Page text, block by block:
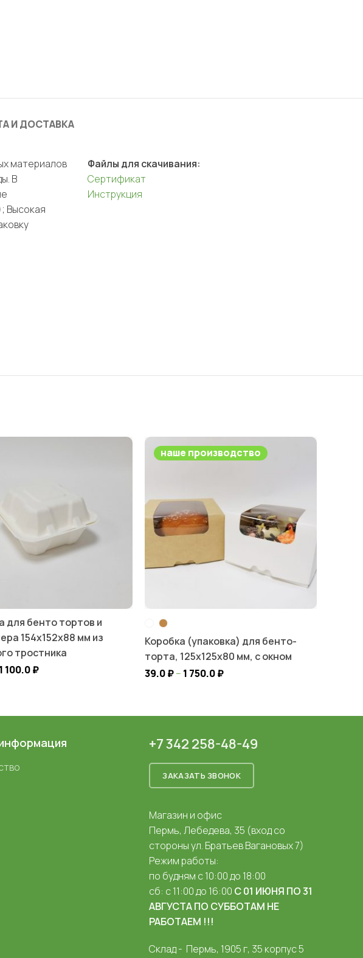
И ДОСТАВКА
материалов
В
Высокая
Файлы для скачивания:
Сертификат
Инструкция
для бенто тортов и
154х152х88 мм из
тростника
1 100.0₽
наше производство
Коробка (упаковка) для бенто-
торта, 125х125х80 мм, с окном
39.0₽– 1 750.0₽
+7 342 258-48-49
ЗАКАЗАТЬ ЗВОНОК
Магазин и офис
Пермь, Лебедева, 35 (вход со
стороны ул. Братьев Вагановых 7)
Режим работы:
по будням с 10:00 до 18:00
сб: с 11:00 до 16:00 С 01 ИЮНЯ ПО 31
АВГУСТА ПО СУББОТАМ НЕ
РАБОТАЕМ !!!
Склад - Пермь, 1905 г, 35 корпус 5